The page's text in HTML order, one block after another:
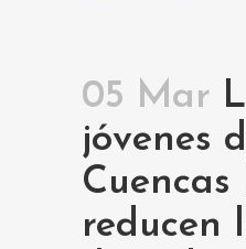
05 Mar
jóvenes
reducen